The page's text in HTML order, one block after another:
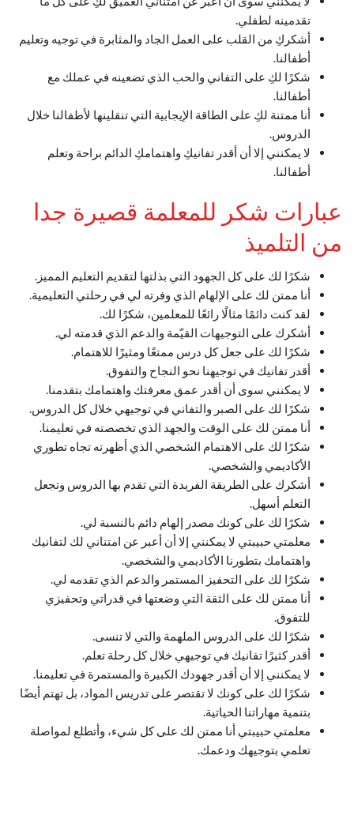
تقدمينه لطفلي.
أشكركِ من القلب على العمل الجاد والمثابرة في توجيه وتعليم
أطفالنا.
شكرًا لكِ على التفاني والحب الذي تضعينه في عملك مع
أطفالنا.
أنا ممتنة لكِ على الطاقة الإيجابية التي تنقلينها لأطفالنا خلال
الدروس.
لا يمكنني إلا أن أقدر تفانيكِ واهتمامكِ الدائم براحة وتعلم
أطفالنا.
عبارات شكر للمعلمة قصيرة جدا
من التلميذ
شكرًا لك على كل الجهود التي بذلتها لتقديم التعليم المميز.
أنا ممتن لك على الإلهام الذي وفرته لي في رحلتي التعليمية.
لقد كنت دائمًا مثالًا رائعًا للمعلمين، شكرًا لك.
أشكرك على التوجيهات القيّمة والدعم الذي قدمته لي.
شكرًا لك على جعل كل درس ممتعًا ومثيرًا للاهتمام.
أقدر تفانيك في توجيهنا نحو النجاح والتفوق.
لا يمكنني سوى أن أقدر عمق معرفتك واهتمامك بتقدمنا.
شكرًا لك على الصبر والتفاني في توجيهي خلال كل الدروس.
أنا ممتن لك على الوقت والجهد الذي تخصصته في تعليمنا.
شكرًا لك على الاهتمام الشخصي الذي أظهرته تجاه تطوري
الأكاديمي والشخصي.
أشكرك على الطريقة الفريدة التي تقدم بها الدروس وتجعل
التعلم أسهل.
شكرًا لك على كونك مصدر إلهام دائم بالنسبة لي.
معلمتي حبيبتي لا يمكنني إلا أن أعبر عن امتناني لك لتفانيك
واهتمامك بتطورنا الأكاديمي والشخصي.
شكرًا لك على التحفيز المستمر والدعم الذي تقدمه لي.
أنا ممتن لك على الثقة التي وضعتها في قدراتي وتحفيزي
للتفوق.
شكرًا لك على الدروس الملهمة والتي لا تنسى.
أقدر كثيرًا تفانيك في توجيهي خلال كل رحلة تعلم.
لا يمكنني إلا أن أقدر جهودك الكبيرة والمستمرة في تعليمنا.
شكرًا لك على كونك لا تقتصر على تدريس المواد، بل تهتم أيضًا
بتنمية مهاراتنا الحياتية.
معلمتي حبيبتي أنا ممتن لك على كل شيء، وأتطلع لمواصلة
تعلمي بتوجيهك ودعمك.